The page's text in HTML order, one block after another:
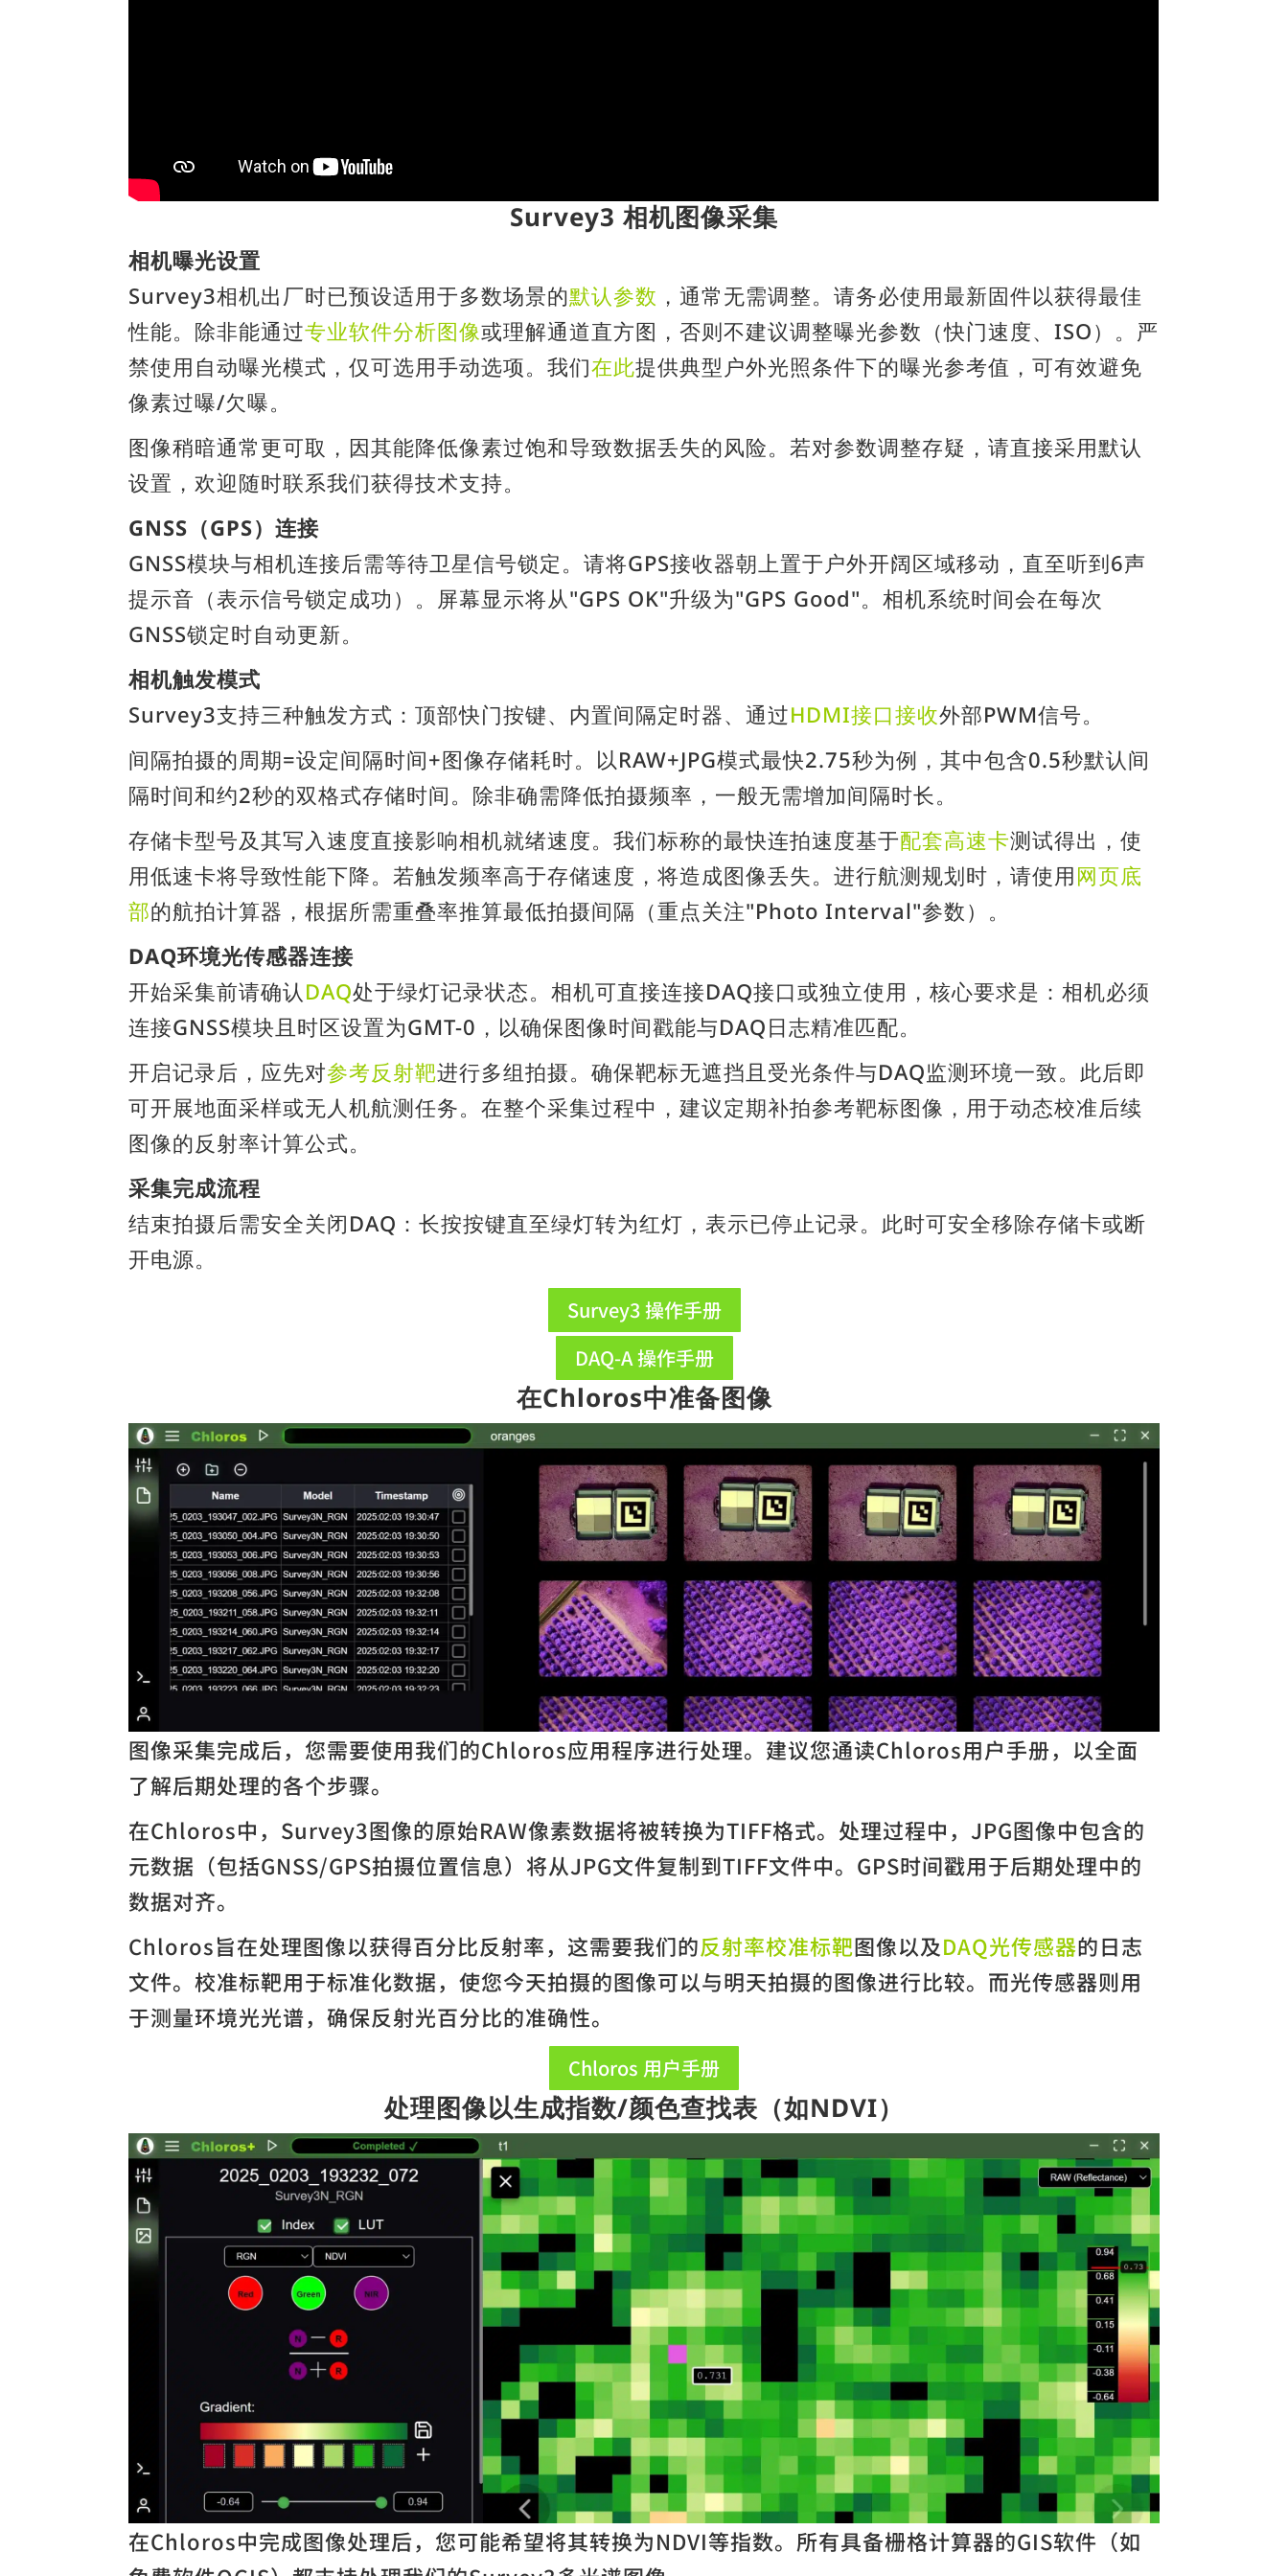
Survey3 相机图像采集
相机曝光设置
Survey3相机出厂时已预设适用于多数场景的默认参数 ，通常无需调整。请务必使用最新固件以获得最佳
性能。除非能通过专业软件分析图像或理解通道直方图，否则不建议调整曝光参数（快门速度、ISO）。严
禁使用自动曝光模式，仅可选用手动选项。我们在此提供典型户外光照条件下的曝光参考值，可有效避免
像素过曝/欠曝。
图像稍暗通常更可取，因其能降低像素过饱和导致数据丢失的风险。若对参数调整存疑，请直接采用默认
设置，欢迎随时联系我们获得技术支持。
GNSS（GPS）连接
GNSS模块与相机连接后需等待卫星信号锁定。请将GPS接收器朝上置于户外开阔区域移动，直至听到6声
提示音（表示信号锁定成功）。屏幕显示将从"GPS OK"升级为"GPS Good"。相机系统时间会在每次
GNSS锁定时自动更新。
相机触发模式
Survey3支持三种触发方式：顶部快门按键、内置间隔定时器、通过HDMI接口接收外部PWM信号。
间隔拍摄的周期=设定间隔时间+图像存储耗时。以RAW+JPG模式最快2.75秒为例，其中包含0.5秒默认间
隔时间和约2秒的双格式存储时间。除非确需降低拍摄频率，一般无需增加间隔时长。
存储卡型号及其写入速度直接影响相机就绪速度。我们标称的最快连拍速度基于配套高速卡测试得出，使
用低速卡将导致性能下降。若触发频率高于存储速度，将造成图像丢失。进行航测规划时，请使用网页底
部的航拍计算器，根据所需重叠率推算最低拍摄间隔（重点关注"Photo Interval"参数）。
DAQ环境光传感器连接
开始采集前请确认DAQ处于绿灯记录状态。相机可直接连接DAQ接口或独立使用，核心要求是：相机必须
连接GNSS模块且时区设置为GMT-0，以确保图像时间戳能与DAQ日志精准匹配。
开启记录后，应先对参考反射靶进行多组拍摄。确保靶标无遮挡且受光条件与DAQ监测环境一致。此后即
可开展地面采样或无人机航测任务。在整个采集过程中，建议定期补拍参考靶标图像，用于动态校准后续
图像的反射率计算公式。
采集完成流程
结束拍摄后需安全关闭DAQ：长按按键直至绿灯转为红灯，表示已停止记录。此时可安全移除存储卡或断
开电源。
Survey3 操作手册
DAQ-A 操作手册
在Chloros中准备图像
图像采集完成后，您需要使用我们的Chloros应用程序进行处理。建议您通读Chloros用户手册，以全面
了解后期处理的各个步骤。
在Chloros中，Survey3图像的原始RAW像素数据将被转换为TIFF格式。处理过程中，JPG图像中包含的
元数据（包括GNSS/GPS拍摄位置信息）将从JPG文件复制到TIFF文件中。GPS时间戳用于后期处理中的
数据对齐。
Chloros旨在处理图像以获得百分比反射率，这需要我们的反射率校准标靶图像以及DAQ光传感器的日志
文件。校准标靶用于标准化数据，使您今天拍摄的图像可以与明天拍摄的图像进行比较。而光传感器则用
于测量环境光光谱，确保反射光百分比的准确性。
Chloros 用户手册
处理图像以生成指数/颜色查找表（如NDVI）
在Chloros中完成图像处理后，您可能希望将其转换为NDVI等指数。所有具备栅格计算器的GIS软件（如